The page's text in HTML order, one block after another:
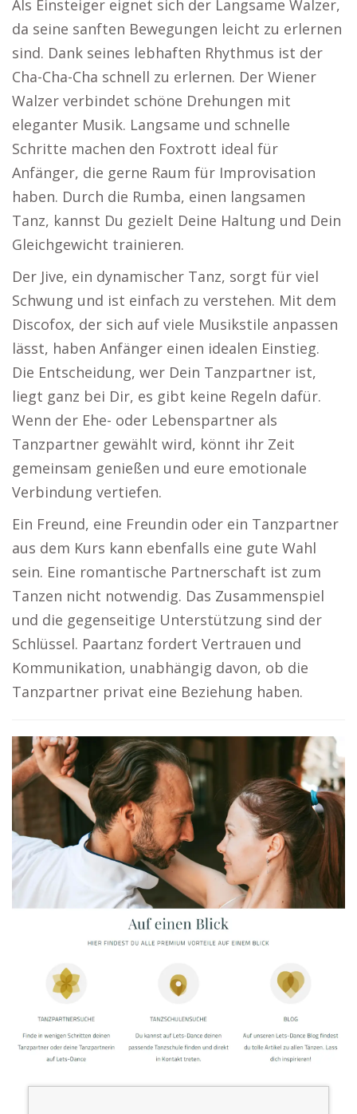
Als Einsteiger eignet sich der Langsame Walzer,
da seine sanften Bewegungen leicht zu erlernen
sind. Dank seines lebhaften Rhythmus ist der
Cha-Cha-Cha schnell zu erlernen. Der Wiener
Walzer verbindet schöne Drehungen mit
eleganter Musik. Langsame und schnelle
Schritte machen den Foxtrott ideal für
Anfänger, die gerne Raum für Improvisation
haben. Durch die Rumba, einen langsamen
Tanz, kannst Du gezielt Deine Haltung und Dein
Gleichgewicht trainieren.
Der Jive, ein dynamischer Tanz, sorgt für viel
Schwung und ist einfach zu verstehen. Mit dem
Discofox, der sich auf viele Musikstile anpassen
lässt, haben Anfänger einen idealen Einstieg.
Die Entscheidung, wer Dein Tanzpartner ist,
liegt ganz bei Dir, es gibt keine Regeln dafür.
Wenn der Ehe- oder Lebenspartner als
Tanzpartner gewählt wird, könnt ihr Zeit
gemeinsam genießen und eure emotionale
Verbindung vertiefen.
Ein Freund, eine Freundin oder ein Tanzpartner
aus dem Kurs kann ebenfalls eine gute Wahl
sein. Eine romantische Partnerschaft ist zum
Tanzen nicht notwendig. Das Zusammenspiel
und die gegenseitige Unterstützung sind der
Schlüssel. Paartanz fordert Vertrauen und
Kommunikation, unabhängig davon, ob die
Tanzpartner privat eine Beziehung haben.